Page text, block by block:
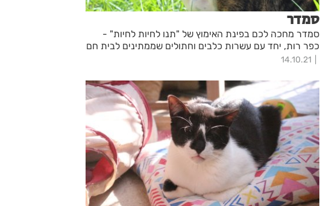
סמדר
סמדר מחכה לכם בפינת האימוץ של "תנו לחיות לחיות" -
כפר רות, יחד עם עשרות כלבים וחתולים שממתינים לבית חם
14.10.21